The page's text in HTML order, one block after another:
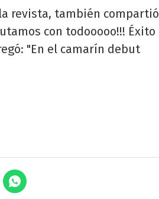
revista, también compartió
con todooooo!!! Éxito
"En el camarín debut